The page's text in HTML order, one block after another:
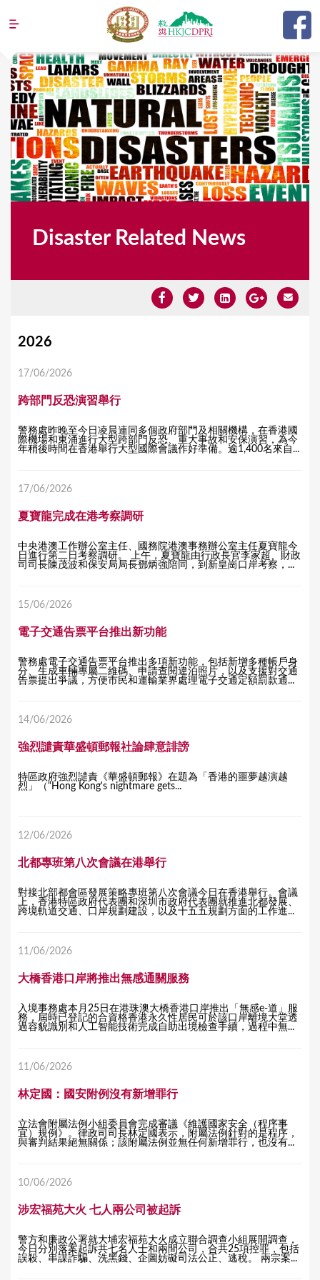
Jump to navigation
Disaster Related News
Y
a
e
2026
17/06/2026
跨部門反恐演習舉行
警務處昨晚至今日凌晨連同多個政府部門及相關機構，在香港國
際機場和東涌進行大型跨部門反恐、重大事故和安保演習，為今
年稍後時間在香港舉行大型國際會議作好準備。逾1,400名來自...
17/06/2026
夏寶龍完成在港考察調研
中央港澳工作辦公室主任、國務院港澳事務辦公室主任夏寶龍今
日進行第二日考察調研。 上午，夏寶龍由行政長官李家超、財政
司司長陳茂波和保安局局長鄧炳強陪同，到新皇崗口岸考察，...
15/06/2026
電子交通告票平台推出新功能
警務處電子交通告票平台推出多項新功能，包括新增多種帳戶身
分、生成車輛專屬二維碼、申請查閱違泊照片，以及支援對交通
告票提出爭議，方便市民和運輸業界處理電子交通定額罰款通...
14/06/2026
強烈譴責華盛頓郵報社論肆意誹謗
特區政府強烈譴責《華盛頓郵報》在題為「香港的噩夢越演越
烈」（“Hong Kong's nightmare gets...
12/06/2026
北都專班第八次會議在港舉行
對接北部都會區發展策略專班第八次會議今日在香港舉行。會議
上，香港特區政府代表團和深圳市政府代表團就推進北都發展、
跨境軌道交通、口岸規劃建設，以及十五五規劃方面的工作進...
11/06/2026
大橋香港口岸將推出無感通關服務
入境事務處本月25日在港珠澳大橋香港口岸推出「無感e-道」服
務，屆時已登記的合資格香港永久性居民可於該口岸離境大堂透
過容貌識別和人工智能技術完成自助出境檢查手續，過程中無...
11/06/2026
林定國：國安附例沒有新增罪行
立法會附屬法例小組委員會完成審議《維護國家安全（程序事
宜）規例》。​律政司司長林定國表示，附屬法例針對的是程序，
與審判結果絕無關係；該附屬法例並無任何新增罪行，也沒有...
10/06/2026
涉宏福苑大火 七人兩公司被起訴
警方和廉政公署就大埔宏福苑大火成立聯合調查小組展開調查，
今日分別落案起訴共七名人士和兩間公司，合共25項控罪，包括
誤殺、串謀詐騙、洗黑錢、企圖妨礙司法公正、逃稅。 兩宗案...